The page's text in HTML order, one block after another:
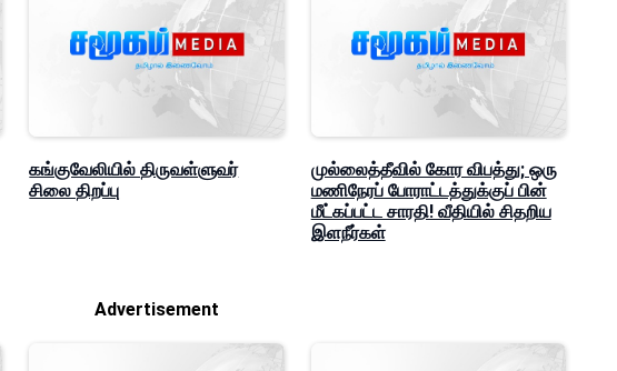
கங்குவேலியில் திருவள்ளுவர்
சிலை திறப்பு
முல்லைத்தீவில் கோர விபத்து; ஒரு
மணிநேரப் போராட்டத்துக்குப் பின்
மீட்கப்பட்ட சாரதி! வீதியில் சிதறிய
இளநீர்கள்
Advertisement